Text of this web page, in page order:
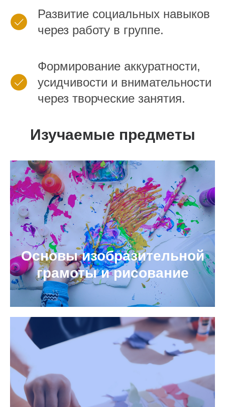
Развитие социальных навыков
через работу в группе.
Формирование аккуратности,
усидчивости и внимательности
через творческие занятия.
Изучаемые предметы
Основы изобразительной
грамоты и рисование